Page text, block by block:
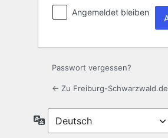
Angemeldet bleiben
Passwort vergessen?
← Zu Freiburg-Schwarzwald.de
Sprache